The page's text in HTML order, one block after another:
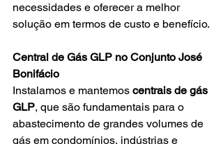
necessidades e oferecer a melhor
solução em termos de custo e benefício.
Central de Gás GLP no Conjunto José
Bonifácio
Instalamos e mantemos centrais de gás
GLP, que são fundamentais para o
abastecimento de grandes volumes de
gás em condomínios, indústrias e